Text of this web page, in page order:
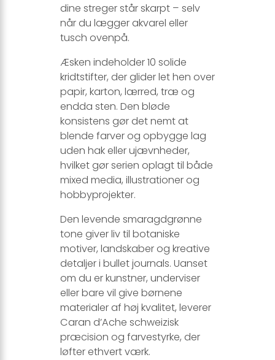
dine streger står skarpt – selv
når du lægger akvarel eller
tusch ovenpå.
Æsken indeholder 10 solide
kridtstifter, der glider let hen over
papir, karton, lærred, træ og
endda sten. Den bløde
konsistens gør det nemt at
blende farver og opbygge lag
uden hak eller ujævnheder,
hvilket gør serien oplagt til både
mixed media, illustrationer og
hobbyprojekter.
Den levende smaragdgrønne
tone giver liv til botaniske
motiver, landskaber og kreative
detaljer i bullet journals. Uanset
om du er kunstner, underviser
eller bare vil give børnene
materialer af høj kvalitet, leverer
Caran d’Ache schweizisk
præcision og farvestyrke, der
løfter ethvert værk.